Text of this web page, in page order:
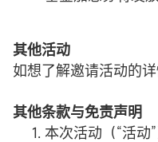
其他活动
如想了解邀请活动的
其他条款与免责声明
本次活动（“活动